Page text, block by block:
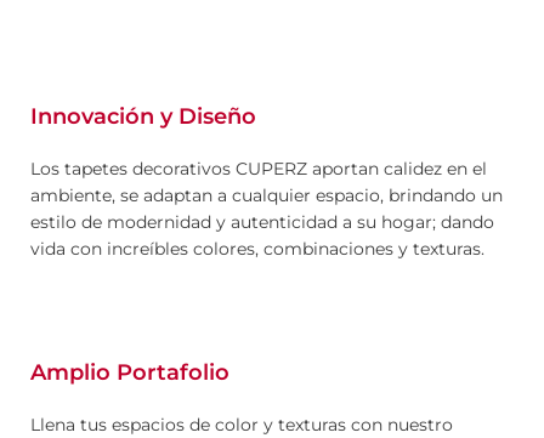
Innovación y Diseño
Los tapetes decorativos CUPERZ aportan calidez en el
ambiente, se adaptan a cualquier espacio, brindando un
estilo de modernidad y autenticidad a su hogar; dando
vida con increíbles colores, combinaciones y texturas.
Amplio Portafolio
Llena tus espacios de color y texturas con nuestro